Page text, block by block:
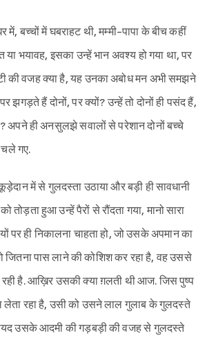
में, बच्चों में घबराहट थी, मम्मी-पापा के बीच कहीं
भयावह, इसका उन्हें भान अवश्य हो गया था, पर
की वजह क्या है, यह उनका अबोध मन अभी समझने
झगड़ते हैं दोनों, पर क्यों? उन्हें तो दोनों ही पसंद हैं,
अपने ही अनसुलझे सवालों से परेशान दोनों बच्चे
गए.
में से गुलदस्ता उठाया और बड़ी ही सावधानी
हुआ उन्हें पैरों से रौंदता गया, मानो सारा
पर ही निकालना चाहता हो, जो उसके अपमान का
जितना पास लाने की कोशिश कर रहा है, वह उससे
रही है. आख़िर उसकी क्या ग़लती थी आज. जिस पुष्प
लेता रहा है, उसी को उसने लाल गुलाब के गुलदस्ते
उसके आदमी की गड़बड़ी की वजह से गुलदस्ते